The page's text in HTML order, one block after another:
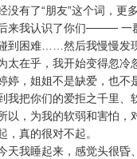
没有了“朋友”这个词，更
来我认识了你们──── 一
到困难……然后我慢慢发
太在乎，我开始变得忽冷
婷，姐姐不是缺爱，也不
我把你们的爱拒之千里
以，为我的软弱和害怕，
，真的很对不起。
天我睡起来，感觉头很昏